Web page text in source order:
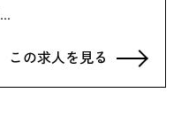
この求人を見る